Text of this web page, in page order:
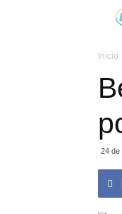
Início
24 de